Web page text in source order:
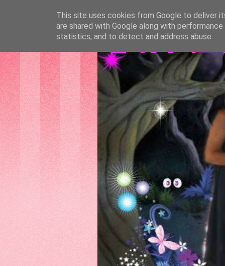
This site uses cookies from Google to deliver
are shared with Google along with
statistics, and to detect and address abuse.